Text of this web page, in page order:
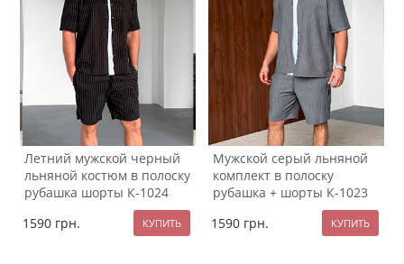
Летний мужской черный
льняной костюм в полоску
рубашка шорты К-1024
1590 грн.
Мужской серый льняной
комплект в полоску
рубашка + шорты К-1023
1590 грн.